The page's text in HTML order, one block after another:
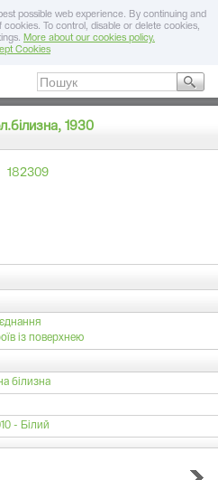
possible web experience. By continuing and
To control, disable or delete cookies,
More about our cookies policy.
Cookies
1930
182309
із поверхнею
білизна
- Білий